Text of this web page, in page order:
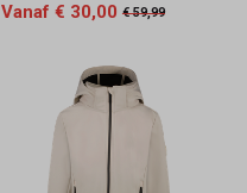
Vanaf € 30,00 € 59,99